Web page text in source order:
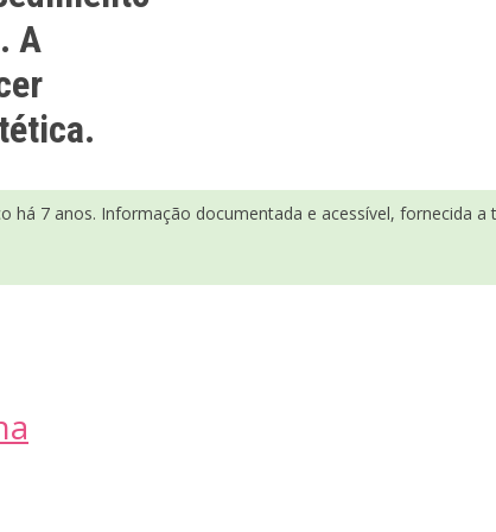
A
há 7 anos. Informação documentada e acessível, fornecida